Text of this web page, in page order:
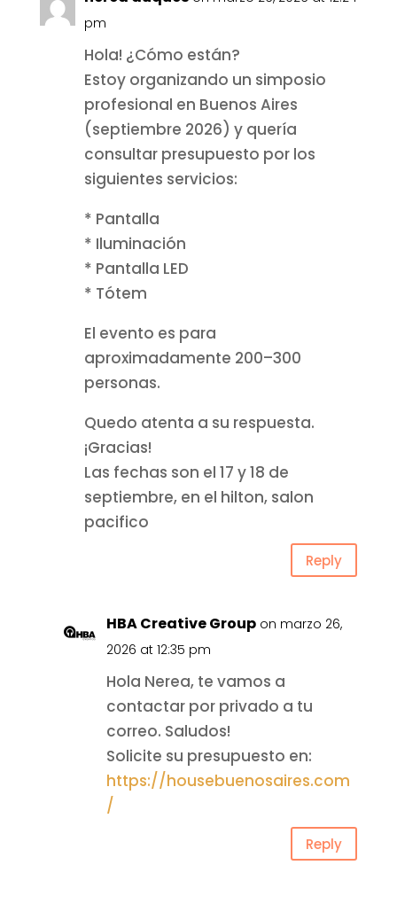
pm
Hola! ¿Cómo están?
Estoy organizando un simposio
profesional en Buenos Aires
(septiembre 2026) y quería
consultar presupuesto por los
siguientes servicios:
* Pantalla
* Iluminación
* Pantalla LED
* Tótem
El evento es para
aproximadamente 200–300
personas.
Quedo atenta a su respuesta.
¡Gracias!
Las fechas son el 17 y 18 de
septiembre, en el hilton, salon
pacifico
Reply
HBA Creative Group on marzo 26,
2026 at 12:35 pm
Hola Nerea, te vamos a
contactar por privado a tu
correo. Saludos!
Solicite su presupuesto en:
https://housebuenosaires.com
/
Reply